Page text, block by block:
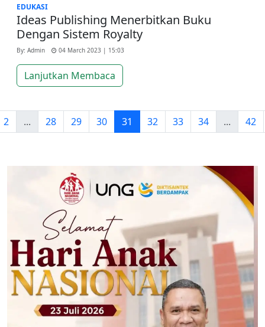
EDUKASI
Ideas Publishing Menerbitkan Buku
Dengan Sistem Royalty
By: Admin 04 March 2023 | 15:03
Lanjutkan Membaca
2 ... 28 29 30 31 32 33 34 ... 42